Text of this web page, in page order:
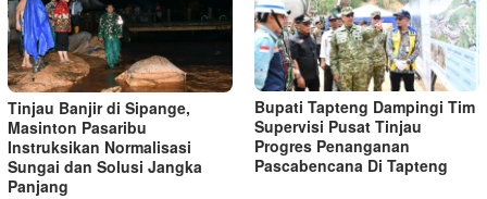
Tinjau Banjir di Sipange,
Masinton Pasaribu
Instruksikan Normalisasi
Sungai dan Solusi Jangka
Panjang
Bupati Tapteng Dampingi Tim
Supervisi Pusat Tinjau
Progres Penanganan
Pascabencana Di Tapteng